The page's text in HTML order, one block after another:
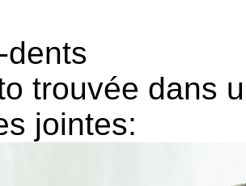
dents
trouvée dans
jointes: